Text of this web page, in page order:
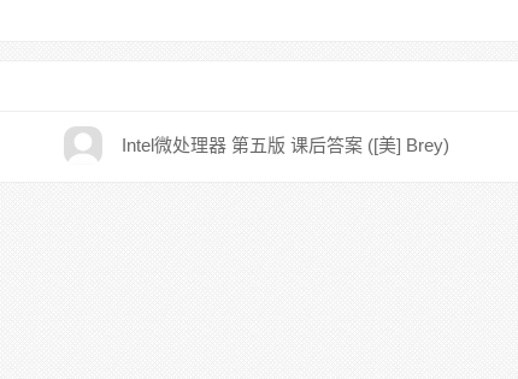
Intel微处理器 第五版 课后答案 ([美] Brey)